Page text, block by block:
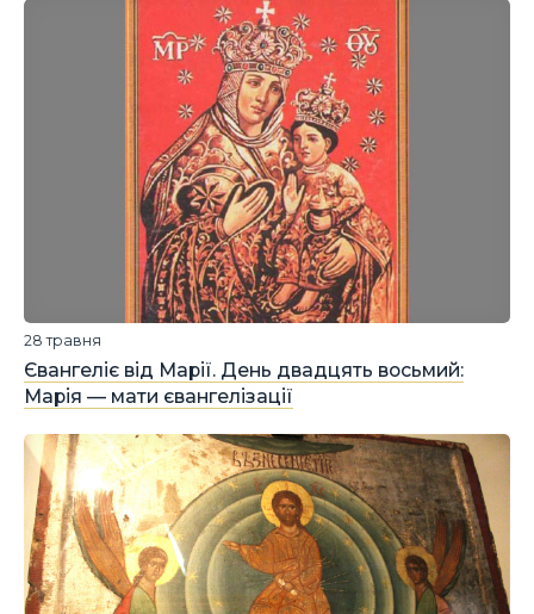
Євангеліє від Марії. День двадцять восьмий:
Марія — мати євангелізації
28 травня